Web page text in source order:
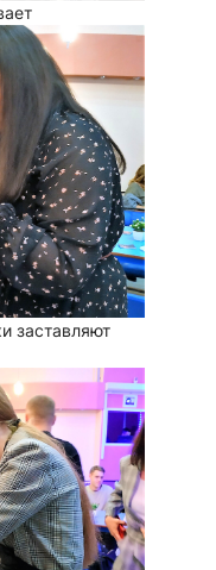
заставляют